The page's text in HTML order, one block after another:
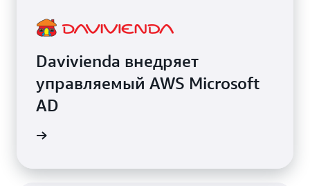
Davivienda внедряет
управляемый AWS Microsoft
AD